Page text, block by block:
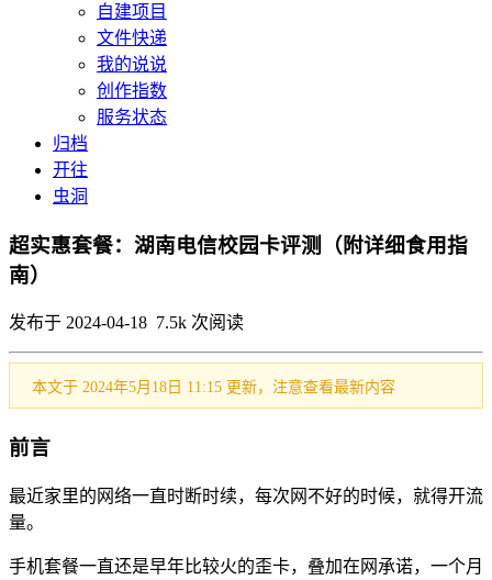
自建项目
文件快递
我的说说
创作指数
服务状态
归档
开往
虫洞
超实惠套餐：湖南电信校园卡评测（附详细食用指
南）
发布于 2024-04-18 7.5k 次阅读
本文于 2024年5月18日 11:15 更新，注意查看最新内容
前言
最近家里的网络一直时断时续，每次网不好的时候，就得开流
量。
手机套餐一直还是早年比较火的歪卡，叠加在网承诺，一个月